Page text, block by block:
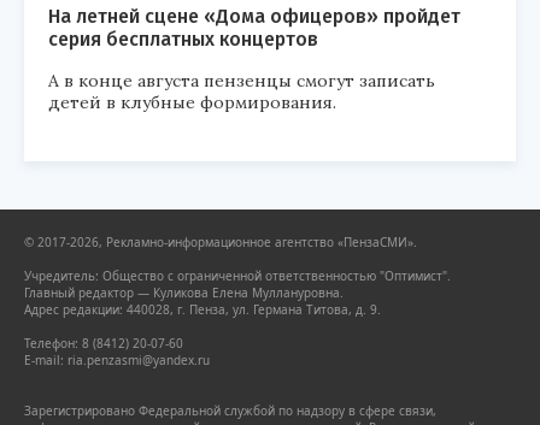
На летней сцене «Дома офицеров» пройдет
серия бесплатных концертов
А в конце августа пензенцы смогут записать
детей в клубные формирования.
© 2017-2026, Рекламно-информационное агентство «ПензаСМИ».
Учредитель: Общество с ограниченной ответственностью "Оптимист".
Главный редактор — Куликова Елена Муллануровна.
Адрес редакции: 440028, г. Пенза, ул. Германа Титова, д. 9.
Телефон: 8 (8412) 20-07-60
E-mail: ria.penzasmi@yandex.ru
Зарегистрировано Федеральной службой по надзору в сфере связи,